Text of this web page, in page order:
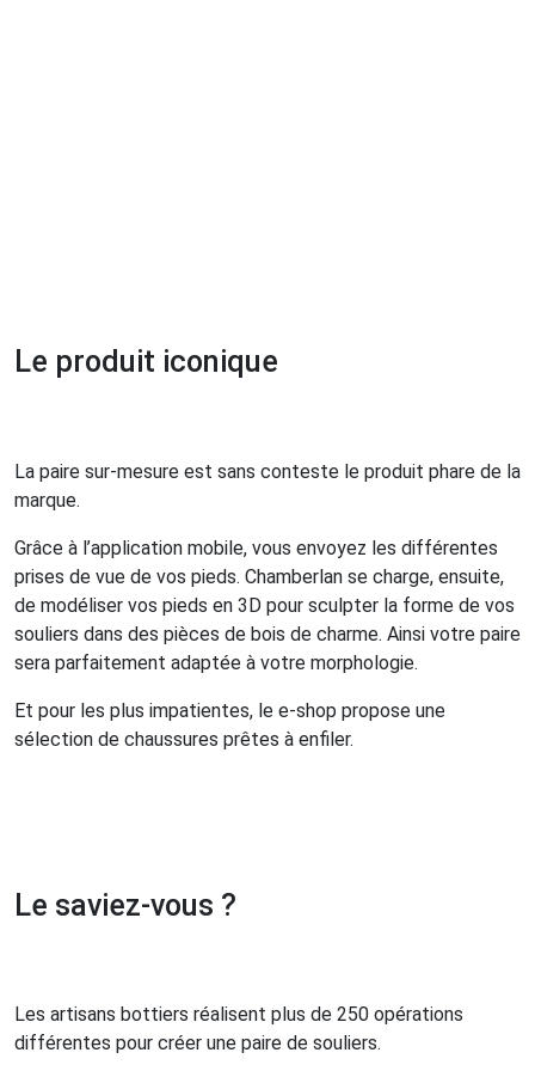
Le produit iconique
La paire sur-mesure est sans conteste le produit phare de la
marque.
Grâce à l’application mobile, vous envoyez les différentes
prises de vue de vos pieds. Chamberlan se charge, ensuite,
de modéliser vos pieds en 3D pour sculpter la forme de vos
souliers dans des pièces de bois de charme. Ainsi votre paire
sera parfaitement adaptée à votre morphologie.
Et pour les plus impatientes, le e-shop propose une
sélection de chaussures prêtes à enfiler.
Le saviez-vous ?
Les artisans bottiers réalisent plus de 250 opérations
différentes pour créer une paire de souliers.